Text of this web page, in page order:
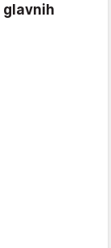
glavnih